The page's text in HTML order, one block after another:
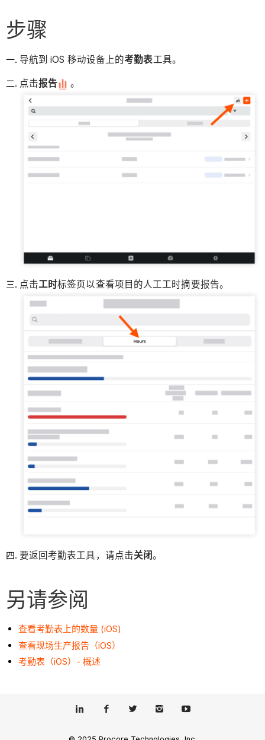
步骤
导航到 iOS 移动设备上的考勤表工具。
点击报告 。
点击工时标签页以查看项目的人工工时摘要报告。
要返回考勤表工具，请点击关闭。
另请参阅
查看考勤表上的数量 (iOS)
查看现场生产报告（iOS）
考勤表（iOS）- 概述